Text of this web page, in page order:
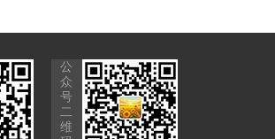
公
众
号
二
维